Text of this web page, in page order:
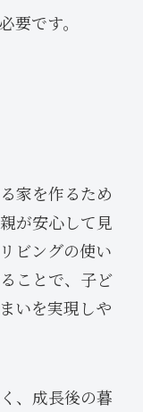
要です。
家を作るため
が安心して見
ビングの使い
ことで、子ど
いを実現しや
、成長後の暮